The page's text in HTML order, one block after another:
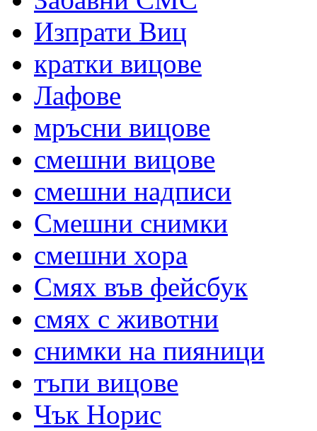
Изпрати Виц
кратки вицове
Лафове
мръсни вицове
смешни вицове
смешни надписи
Смешни снимки
смешни хора
Смях във фейсбук
смях с животни
снимки на пияници
тъпи вицове
Чък Норис